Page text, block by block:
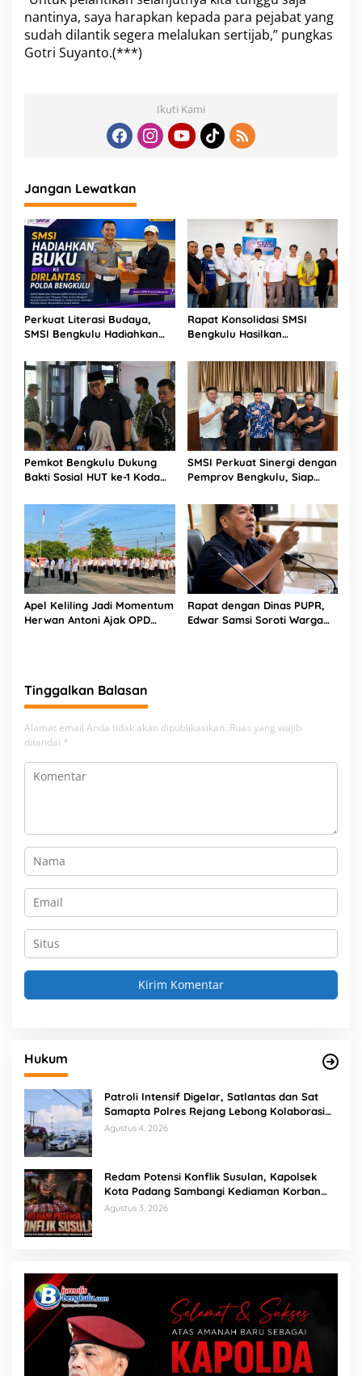
nantinya, saya harapkan kepada para pejabat yang
sudah dilantik segera melalukan sertijab,” pungkas
Gotri Suyanto.(***)
Ikuti Kami
Jangan Lewatkan
Perkuat Literasi Budaya,
SMSI Bengkulu Hadiahkan
Polda
Rapat Konsolidasi SMSI
Bengkulu Hasilkan
Pokja Newsroom Kolaboratif
Pemkot Bengkulu Dukung
Bakti Sosial HUT ke-1 Kodam
Sinergi untuk Masyarakat
SMSI Perkuat Sinergi dengan
Pemprov Bengkulu, Siap
Apel Keliling Jadi Momentum
Herwan Antoni Ajak OPD
Rapat dengan Dinas PUPR,
Edwar Samsi Soroti Warga
Tinggalkan Balasan
Alamat email Anda tidak akan dipublikasikan. Ruas yang wajib
ditandai *
Hukum
Patroli Intensif Digelar, Satlantas dan Sat
Samapta Polres Rejang Lebong Kolaborasi
Berantas Balap Liar
Agustus 4, 2026
Redam Potensi Konflik Susulan, Kapolsek
Kota Padang Sambangi Kediaman Korban
Penganiayaan di Lubuk Mumpo
Agustus 3, 2026